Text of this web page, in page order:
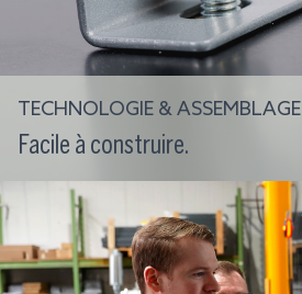
TECHNOLOGIE & ASSEMBLAGE
Facile à construire.